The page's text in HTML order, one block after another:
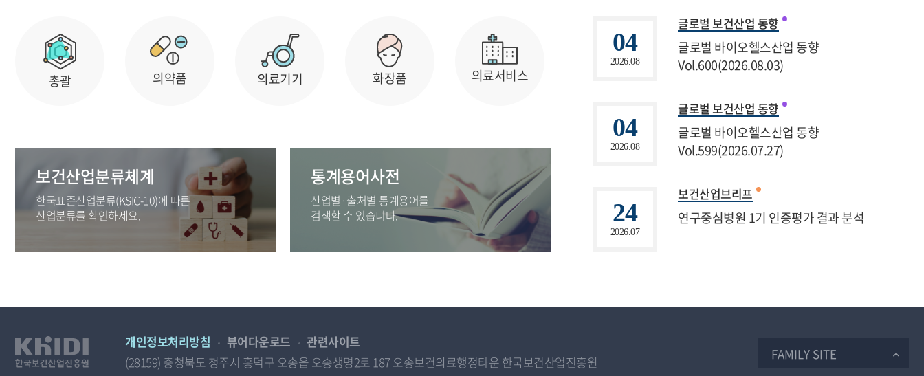
총괄 의약품 의료기기 화장품 의료서비스
보건산업분류체계
한국표준산업분류(KSIC-10)에 따른
산업분류를 확인하세요.
통계용어사전
산업별·출처별 통계용어를
검색할 수 있습니다.
04
2026.08
글로벌 보건산업 동향
글로벌 바이오헬스산업 동향
Vol.600(2026.08.03)
04
2026.08
글로벌 보건산업 동향
글로벌 바이오헬스산업 동향
Vol.599(2026.07.27)
24
2026.07
보건산업브리프
연구중심병원 1기 인증평가 결과 분석
개인정보처리방침 뷰어다운로드
관련사이트
(28159) 충청북도 청주시 흥덕구 오송읍 오송생명2로 187 오송보건의료행정타운 한국보건산업진흥원
FAMILY SITE